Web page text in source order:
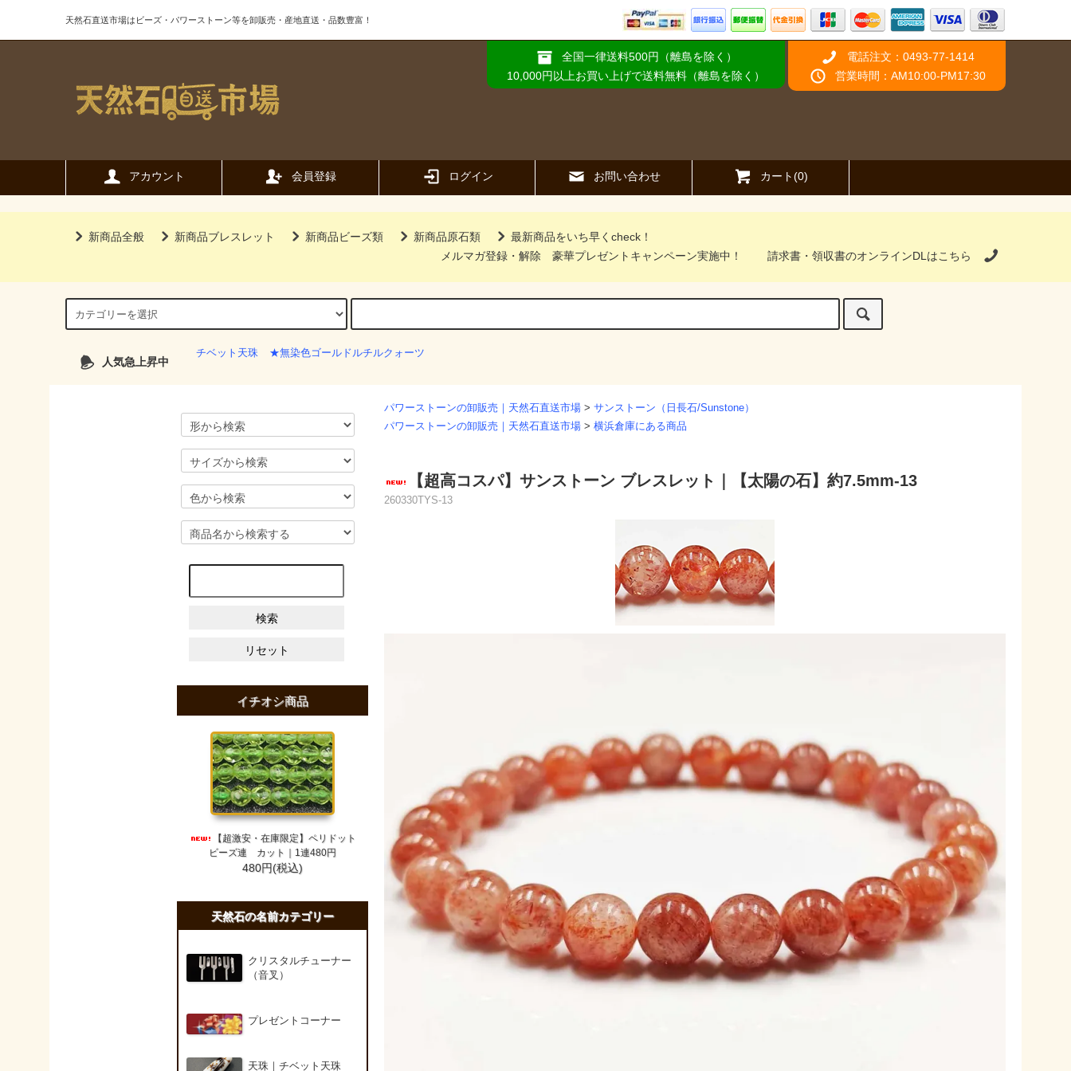
天然石直送市場はビーズ・パワーストーン等を卸販売・産地直送・品数豊富！
全国一律送料500円（離島を除く）
10,000円以上お買い上げで送料無料（離島を除く）
電話注文：0493-77-1414
営業時間：AM10:00-PM17:30
アカウント 会員登録 ログイン お問い合わせ カート(0)
新商品全般 新商品ブレスレット 新商品ビーズ類 新商品原石類
最新商品をいち早くcheck！
メルマガ登録・解除
豪華プレゼントキャンペーン実施中！ 請求書・領収書のオンラインDLはこちら
人気急上昇中
チベット天珠 ★無染色ゴールドルチルクォーツ
パワーストーンの卸販売｜天然石直送市場 > サンストーン（日長石/Sunstone）
パワーストーンの卸販売｜天然石直送市場 > 横浜倉庫にある商品
【超高コスパ】サンストーン ブレスレット｜【太陽の石】約7.5mm-13
260330TYS-13
イチオシ商品
【超激安・在庫限定】ペリドット
ビーズ連 カット｜1連480円
480円(税込)
天然石の名前カテゴリー
クリスタルチューナー
（音叉）
プレゼントコーナー
天珠｜チベット天珠